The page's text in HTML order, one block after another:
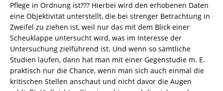
Pflege in Ordnung ist??? Hierbei wird den erhobenen Daten
eine Objektivität unterstellt, die bei strenger Betrachtung in
Zweifel zu ziehen ist, weil nur das mit dem Blick einer
Scheuklappe untersucht wird, was im Interesse der
Untersuchung zielführend ist. Und wenn so sämtliche
Studien laufen, dann hat man mit einer Gegenstudie m. E.
praktisch nur die Chance, wenn man sich auch einmal die
kritischen Stellen anschaut und nicht davor die Augen